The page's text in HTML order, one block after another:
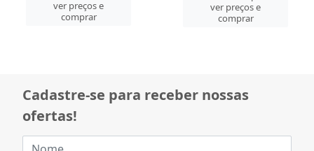
ver preços e
comprar
ver preços e
comprar
Cadastre-se para receber nossas
ofertas!